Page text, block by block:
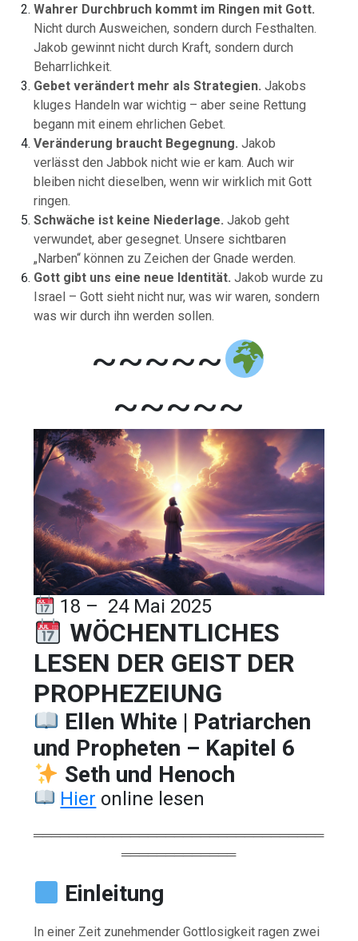
Wahrer Durchbruch kommt im Ringen mit Gott.
NichtdurchAusweichen, sonderndurch Festhalten.
Jakobgewinntnichtdurch Kraft, sonderndurch
Beharrlichkeit.
Gebetverändert mehr alsStrategien. Jakobs
kluges Handelnwarwichtig –aber seine Rettung
begannmiteinemehrlichenGebet.
Veränderung braucht Begegnung. Jakob
verlässtdenJabboknichtwieerkam.Auchwir
bleibennichtdieselben,wennwirwirklichmitGott
ringen.
Schwäche ist keine Niederlage. Jakobgeht
verwundet,abergesegnet.Unsere sichtbaren
„Narben“können zu ZeichenderGnadewerden.
Gott gibt uns eine neue Identität. Jakobwurde zu
Israel –Gott siehtnichtnur,waswirwaren, sondern
waswirdurch ihnwerden sollen.
~~~~~
~~~~~
18 – 24 Mai 2025
WÖCHENTLICHES
LESEN DER GEIST DER
PROPHEZEIUNG
Ellen White | Patriarchen
und Propheten – Kapitel 6
Seth und Henoch
Hier online lesen
═════════════════════════════════
═════════════
Einleitung
In einer Zeit zunehmender Gottlosigkeit ragen zwei